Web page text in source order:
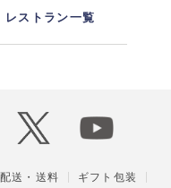
レストラン一覧
配送・送料 ギフト包装